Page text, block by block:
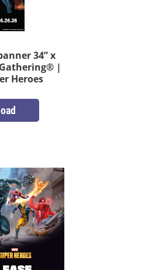
34” x
|
Heroes